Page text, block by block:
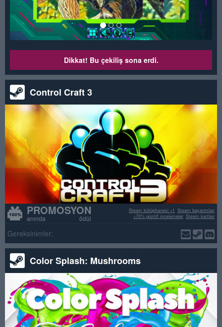
Dikkat! Bu çekiliş sona erdi.
Control Craft 3
PROMOSYON
anında ödül
Steam başarımları
Steam kütüphanesi +1
Steam kartları
>70% pozitif incelemeler
Gereksinimler:
Color Splash: Mushrooms